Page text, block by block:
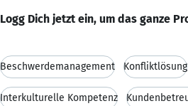
Logg Dich jetzt ein, um das ganze
Beschwerdemanagement Konfliktlösung
Interkulturelle Kompetenz